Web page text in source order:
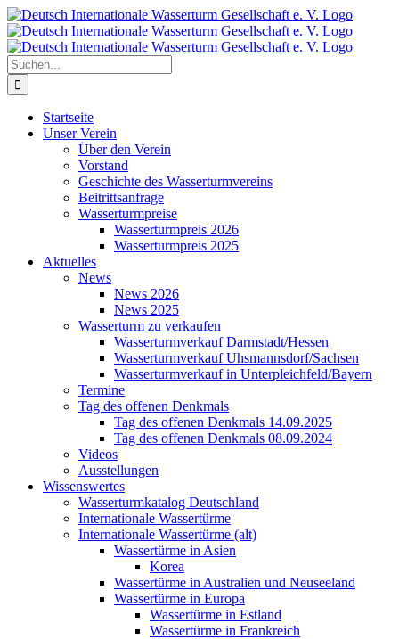
Zum
Inhalt
springen
Suche
nach:
Startseite
Unser Verein
Über den Verein
Vorstand
Geschichte des Wasserturmvereins
Beitrittsanfrage
Wasserturmpreise
Wasserturmpreis 2026
Wasserturmpreis 2025
Aktuelles
News
News 2026
News 2025
Wasserturm zu verkaufen
Wasserturmverkauf Darmstadt/Hessen
Wasserturmverkauf Uhsmannsdorf/Sachsen
Wasserturmverkauf in Unterpleichfeld/Bayern
Termine
Tag des offenen Denkmals
Tag des offenen Denkmals 14.09.2025
Tag des offenen Denkmals 08.09.2024
Videos
Ausstellungen
Wissenswertes
Wasserturmkatalog Deutschland
Internationale Wassertürme
Internationale Wassertürme (alt)
Wassertürme in Asien
Korea
Wassertürme in Australien und Neuseeland
Wassertürme in Europa
Wassertürme in Estland
Wassertürme in Frankreich